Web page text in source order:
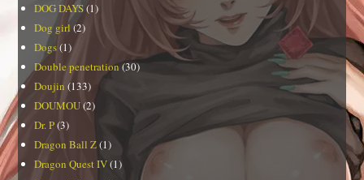
DOG DAYS(1)
Dog girl (2)
Dogs(1)
Double penetration (30)
Doujin (133)
DOUMOU(2)
Dr. P(3)
Dragon Ball Z(1)
Dragon Quest IV(1)